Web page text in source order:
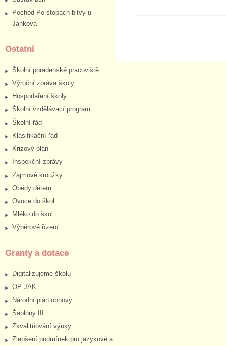
Pochod Po stopách bitvy u
Jankova
Ostatní
Školní poradenské pracoviště
Výroční zpráva školy
Hospodaření školy
Školní vzdělávací program
Školní řád
Klasifikační řád
Krizový plán
Inspekční zprávy
Zájmové kroužky
Obědy dětem
Ovoce do škol
Mléko do škol
Výběrové řízení
Granty a dotace
Digitalizujeme školu
OP JAK
Národní plán obnovy
Šablony III
Zkvalitňování výuky
Zlepšení podmínek pro jazykové a